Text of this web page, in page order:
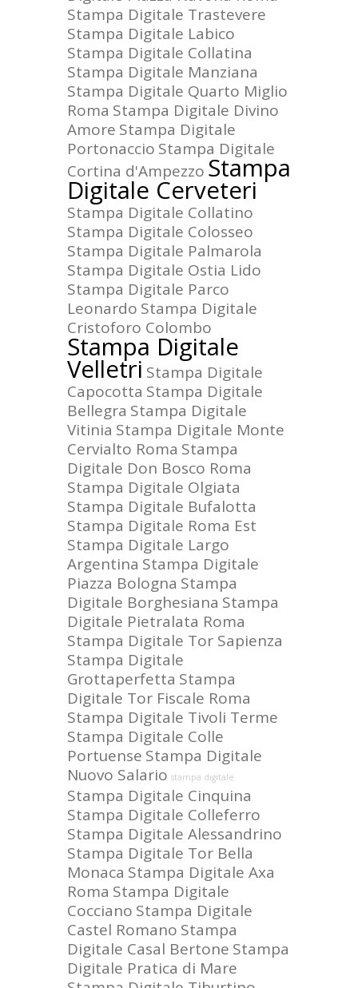
Stampa Digitale Trastevere
Stampa Digitale Labico
Stampa Digitale Collatina
Stampa Digitale Manziana
Stampa Digitale Quarto Miglio
Roma Stampa Digitale Divino
Amore Stampa Digitale
Portonaccio Stampa Digitale
Cortina d'Ampezzo Stampa
Digitale Cerveteri
Stampa Digitale Collatino
Stampa Digitale Colosseo
Stampa Digitale Palmarola
Stampa Digitale Ostia Lido
Stampa Digitale Parco
Leonardo Stampa Digitale
Cristoforo Colombo
Stampa Digitale
Velletri Stampa Digitale
Capocotta Stampa Digitale
Bellegra Stampa Digitale
Vitinia Stampa Digitale Monte
Cervialto Roma Stampa
Digitale Don Bosco Roma
Stampa Digitale Olgiata
Stampa Digitale Bufalotta
Stampa Digitale Roma Est
Stampa Digitale Largo
Argentina Stampa Digitale
Piazza Bologna Stampa
Digitale Borghesiana Stampa
Digitale Pietralata Roma
Stampa Digitale Tor Sapienza
Stampa Digitale
Grottaperfetta Stampa
Digitale Tor Fiscale Roma
Stampa Digitale Tivoli Terme
Stampa Digitale Colle
Portuense Stampa Digitale
Nuovo Salario stampa digitale
Stampa Digitale Cinquina
Stampa Digitale Colleferro
Stampa Digitale Alessandrino
Stampa Digitale Tor Bella
Monaca Stampa Digitale Axa
Roma Stampa Digitale
Cocciano Stampa Digitale
Castel Romano Stampa
Digitale Casal Bertone Stampa
Digitale Pratica di Mare